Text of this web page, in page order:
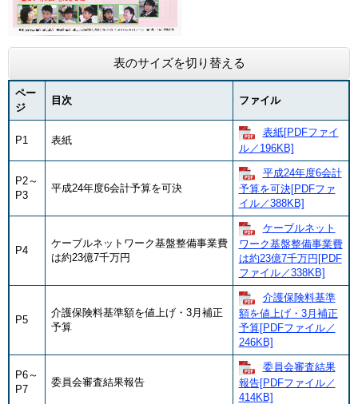
表のサイズを切り替える
ペー
ジ
目次 ファイル
P1 表紙
表紙[PDFファイ
ル／196KB]
P2～
P3
平成24年度6会計予算を可決
平成24年度6会計
予算を可決[PDFファ
イル／388KB]
P4
ケーブルネットワーク基盤整備事業費
は約23億7千万円
ケーブルネット
ワーク基盤整備事業費
は約23億7千万円[PDF
ファイル／338KB]
P5
介護保険料基準額を値上げ・3月補正
予算
介護保険料基準
額を値上げ・3月補正
予算[PDFファイル／
246KB]
P6～
P7
委員会審査結果報告
委員会審査結果
報告[PDFファイル／
414KB]